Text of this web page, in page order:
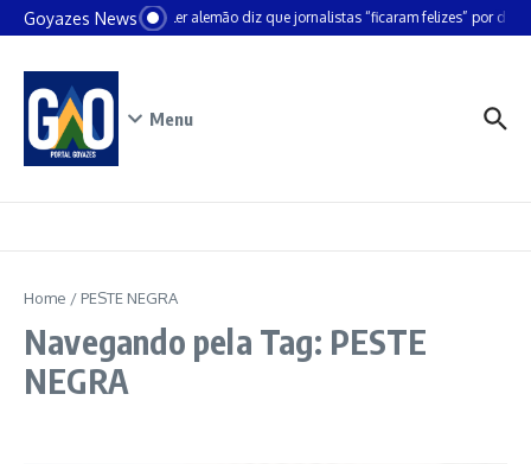
Ir para o conteúdo
Goyazes NewsChanceler alemão diz que jornalistas “ficaram felizes” por
Menu
Home / PESTE NEGRA
Navegando pela Tag: PESTE
NEGRA